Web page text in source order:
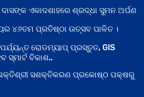
ଦାସଙ୍କ ଏକାଦଶାହରେ ଶ୍ରଦ୍ଧା ସୁମନ ଅର୍ପଣ
୪୬ତମ ପ୍ରତିଷ୍ଠା ଉତ୍ସବ ପାଳିତ ।
ପର୍ଯ୍ୟନ୍ତ ରୋଡମ୍ୟାପ୍ ପ୍ରସ୍ତୁତ, GIS
ସ୍ମାର୍ଟ ବିକାଶ..
ସଶକ୍ତିକରଣ ପ୍ରକୋଷ୍ଠ ପକ୍ଷରୁ